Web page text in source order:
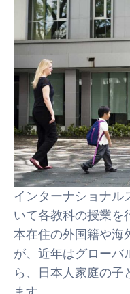
インターナショナル
いて各教科の授業を
本在住の外国籍や海
が、近年はグローバ
ら、日本人家庭の子